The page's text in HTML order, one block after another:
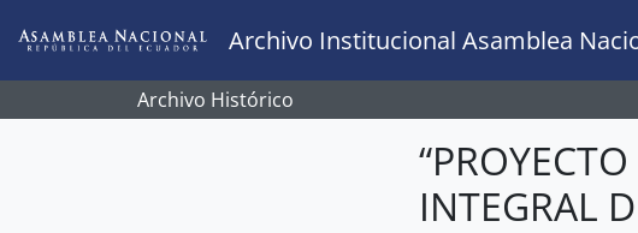
Archivo Institucional Asamblea
Archivo Histórico
INTEGRAL